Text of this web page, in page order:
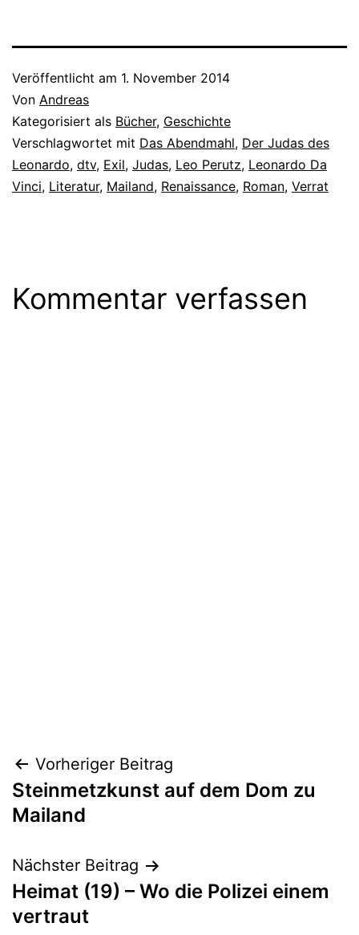
Veröffentlicht am 1. November 2014
Von Andreas
Kategorisiert als Bücher, Geschichte
Verschlagwortet mit Das Abendmahl, Der Judas des
Leonardo, dtv, Exil, Judas, Leo Perutz, Leonardo Da
Vinci, Literatur, Mailand, Renaissance, Roman, Verrat
Kommentar verfassen
Beitragsnavigation
Vorheriger Beitrag
Steinmetzkunst auf dem Dom zu
Mailand
Nächster Beitrag
Heimat (19) – Wo die Polizei einem
vertraut